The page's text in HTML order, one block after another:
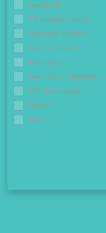
Douche 0€
ITE (Isolation Murs)
Panneaux solaires
Volets / Fenêtres
Rénovation
Assurances / Mutuelles
CPF (Formation)
Finance
Autres